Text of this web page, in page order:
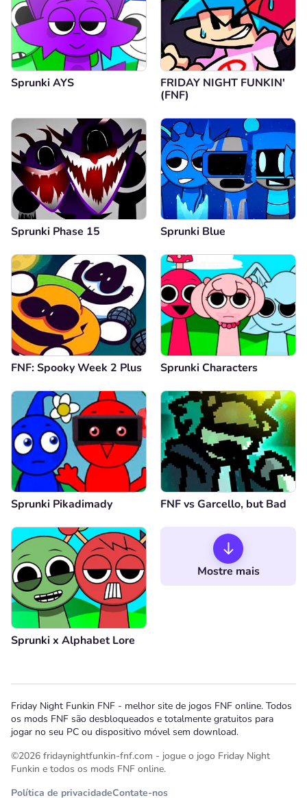
Sprunki AYS
FRIDAY NIGHT FUNKIN'
(FNF)
Sprunki Phase 15 Sprunki Blue
FNF: Spooky Week 2 Plus Sprunki Characters
Sprunki Pikadimady FNF vs Garcello, but Bad
Sprunki x Alphabet Lore
Mostre mais
Friday Night Funkin FNF - melhor site de jogos FNF online. Todos
os mods FNF são desbloqueados e totalmente gratuitos para
jogar no seu PC ou dispositivo móvel sem download.
©2026 fridaynightfunkin-fnf.com - jogue o jogo Friday Night
Funkin e todos os mods FNF online.
Política de privacidadeContate-nos